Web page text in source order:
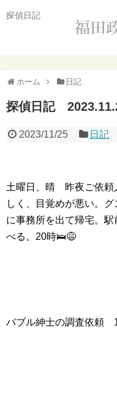
探偵日記
ホーム 日記
探偵日記
2023/11/25 日記
土曜日、晴 昨夜ご依頼
しく、目覚めが悪い。
に事務所を出て帰宅。
べる。20時🛌😅
バブル紳士の調査依頼